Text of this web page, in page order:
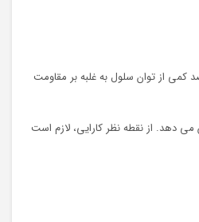
کمی از توان سلول به غلبه بر مقاومت
دهد. از نقطه نظر کارایی، لازم است